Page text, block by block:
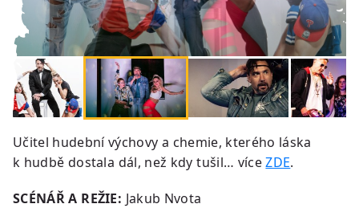
Učitel hudební výchovy a chemie, kterého láska
k hudbě dostala dál, než kdy tušil… víceZDE.
SCÉNÁŘ A REŽIE: Jakub Nvota